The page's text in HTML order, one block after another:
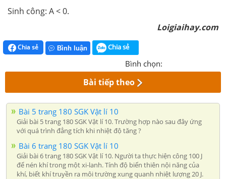
Sinh công: A < 0.
Loigiaihay.com
Chia sẻ Bình luận Chia sẻ
Bình chọn:
Bài tiếp theo
Bài 5 trang 180 SGK Vật lí 10
Giải bài 5 trang 180 SGK Vật lí 10. Trường hợp nào sau đây ứng
với quá trình đẳng tích khi nhiệt độ tăng ?
Bài 6 trang 180 SGK Vật lí 10
Giải bài 6 trang 180 SGK Vật lí 10. Người ta thực hiện công 100 J
để nén khí trong một xi-lanh. Tính độ biến thiên nội năng của
khí, biết khí truyền ra môi trường xung quanh nhiệt lượng 20 J.